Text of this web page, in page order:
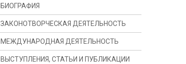
БИОГРАФИЯ
ЗАКОНОТВОРЧЕСКАЯ ДЕЯТЕЛЬНОСТЬ
МЕЖДУНАРОДНАЯ ДЕЯТЕЛЬНОСТЬ
ВЫСТУПЛЕНИЯ, СТАТЬИ И ПУБЛИКАЦИИ